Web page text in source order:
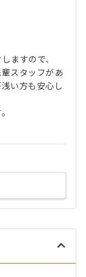
ますので、
スタッフがあ
い方も安心し